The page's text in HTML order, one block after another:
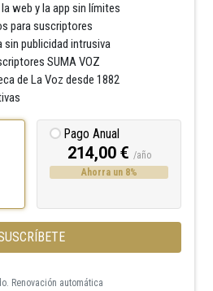
web y la app sin límites
para suscriptores
sin publicidad intrusiva
SUMA VOZ
de La Voz desde 1882
Pago Anual
214,00 € /año
Ahorra un 8%
Renovación automática